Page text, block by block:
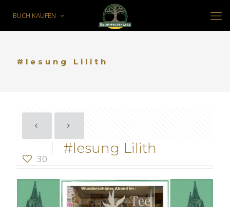
BUCH KAUFEN
#lesung Lilith
30
#lesung Lilith